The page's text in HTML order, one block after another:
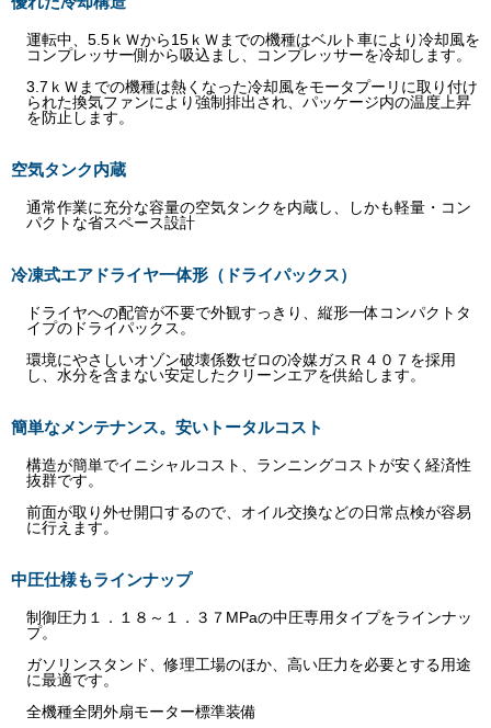
運転中、5.5ｋＷから15ｋＷまでの機種はベルト車により冷却風を
コンプレッサー側から吸込まし、コンプレッサーを冷却します。
3.7ｋＷまでの機種は熱くなった冷却風をモータプーリに取り付け
られた換気ファンにより強制排出され、パッケージ内の温度上昇
を防止します。
空気タンク内蔵
通常作業に充分な容量の空気タンクを内蔵し、しかも軽量・コン
パクトな省スペース設計
冷凍式エアドライヤ一体形（ドライパックス）
ドライヤへの配管が不要で外観すっきり、縦形一体コンパクトタ
イプのドライパックス。
環境にやさしいオゾン破壊係数ゼロの冷媒ガスＲ４０７を採用
し、水分を含まない安定したクリーンエアを供給します。
簡単なメンテナンス。安いトータルコスト
構造が簡単でイニシャルコスト、ランニングコストが安く経済性
抜群です。
前面が取り外せ開口するので、オイル交換などの日常点検が容易
に行えます。
中圧仕様もラインナップ
制御圧力１．１８～１．３７MPaの中圧専用タイプをラインナッ
プ。
ガソリンスタンド、修理工場のほか、高い圧力を必要とする用途
に最適です。
全機種全閉外扇モーター標準装備